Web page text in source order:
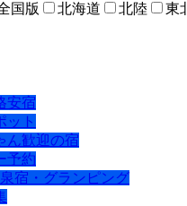
国版 北海道 北陸 東
安宿
ット
ん歓迎の宿
予約
宿・グランピング